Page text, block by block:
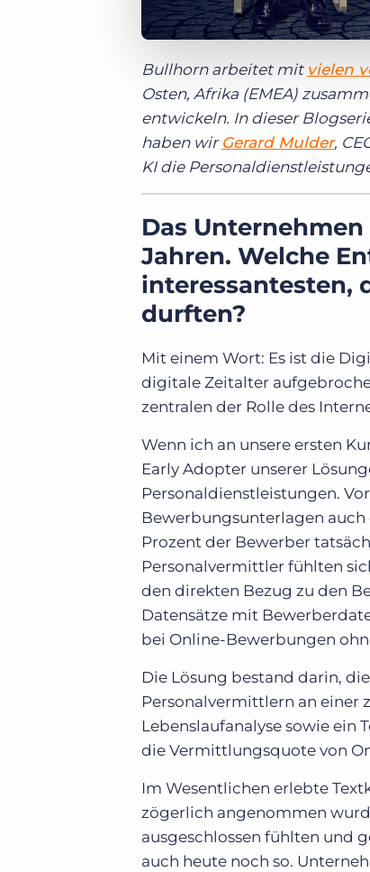
Bullhorn arbeitet mit vielen
Osten, Afrika (EMEA)
entwickeln. In dieser
haben wir Gerard Mulder,
KI die
Das
Jahren. Welche
interessantesten,
durften?
Mit einem Wort: Es ist die
digitale Zeitalter
zentralen der Rolle des
Wenn ich an unsere ersten
Early Adopter unserer
Personaldienstleistungen.
Bewerbungsunterlagen auch
Prozent der Bewerber
Personalvermittler fühlten
den direkten Bezug zu den
Datensätze mit
bei Online-Bewerbungen
Die Lösung bestand darin,
Personalvermittlern an einer
Lebenslaufanalyse sowie ein
die Vermittlungsquote von
Im Wesentlichen erlebte
zögerlich angenommen
ausgeschlossen fühlten und
auch heute noch so.